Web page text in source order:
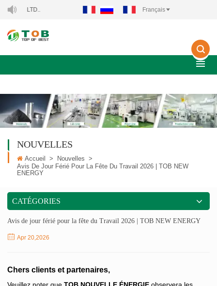
CO., LTD.. Français
NOUVELLES
Accueil > Nouvelles >
Avis De Jour Férié Pour La Fête Du Travail 2026 | TOB NEW
ENERGY
CATÉGORIES
Avis de jour férié pour la fête du Travail 2026 | TOB NEW ENERGY
Apr 20,2026
Chers clients et partenaires,